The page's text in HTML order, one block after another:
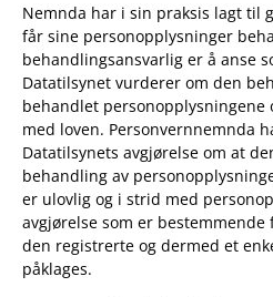
Nemnda har i sin praksis lagt til
får sine personopplysninger
behandlingsansvarlig er å anse
Datatilsynet vurderer om den
behandlet
med loven. Personvernnemnda
Datatilsynets avgjørelse om at
behandling av
er ulovlig og i strid med
avgjørelse som er
den registrerte og dermed et
påklages.